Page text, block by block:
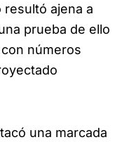
ajena a
prueba de ello
números
una marcada